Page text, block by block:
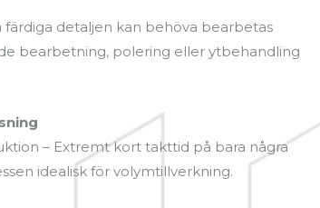
detaljen kan behöva bearbetas
bearbetning, polering eller ytbehandling
– Extremt kort takttid på bara några
idealisk för volymtillverkning.